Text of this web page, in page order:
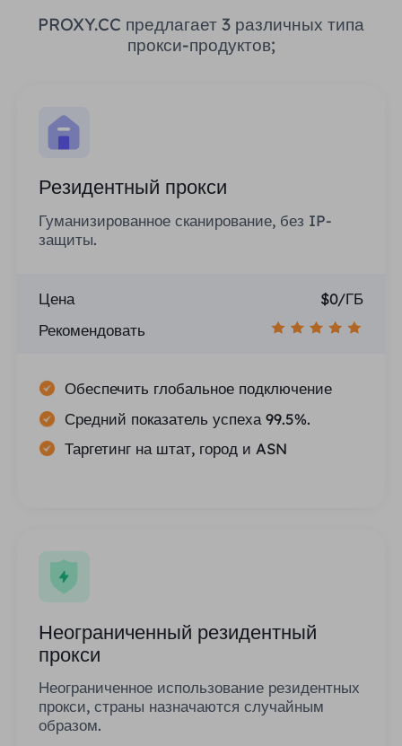
PROXY.CC предлагает 3 различных типа
прокси-продуктов;
Резидентный прокси
Гуманизированное сканирование, без IP-
защиты.
Цена
$0/ГБ
Рекомендовать
Обеспечить глобальное подключение
Средний показатель успеха 99.5%.
Таргетинг на штат, город и ASN
Неограниченный резидентный
прокси
Неограниченное использование резидентных
прокси, страны назначаются случайным
образом.